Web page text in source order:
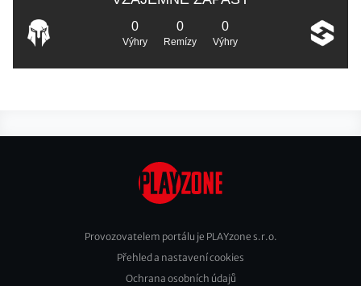
0
Výhry
0
Remízy
0
Výhry
Footer
Provozovatelem portálu je PLAYzone s.r.o.
Přehled a nastavení cookies
Ochrana osobních údajů